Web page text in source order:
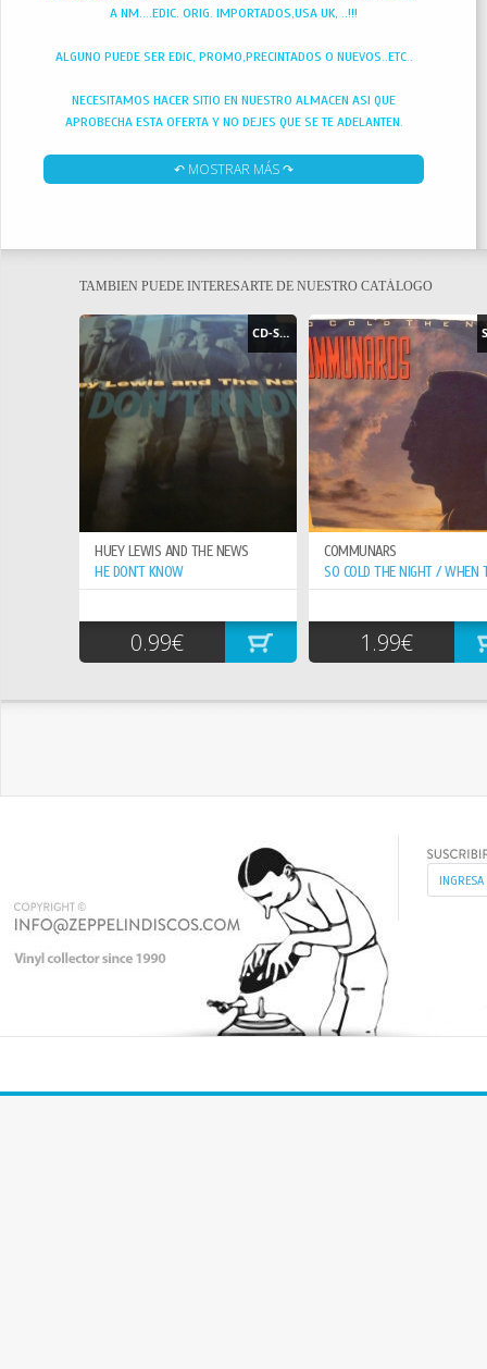
A NM....EDIC. ORIG. IMPORTADOS,USA UK, ..!!!
ALGUNO PUEDE SER EDIC, PROMO,PRECINTADOS O NUEVOS..ETC..
NECESITAMOS HACER SITIO EN NUESTRO ALMACEN ASI QUE
APROBECHA ESTA OFERTA Y NO DEJES QUE SE TE ADELANTEN.
SI TIENES ALGUNA DUDA O PREGUNTA ENVIANOS UN MAIL
EVERYTHING BUT THE GIRL, ETC.....
↶ MOSTRAR MÁS ↷
TAMBIEN PUEDE INTERESARTE DE NUESTRO CATÁLOGO
CD-SINGLE
HUEY LEWIS AND THE NEWS
HE DON`T KNOW
0.99€
COMMUNARS
1.99€